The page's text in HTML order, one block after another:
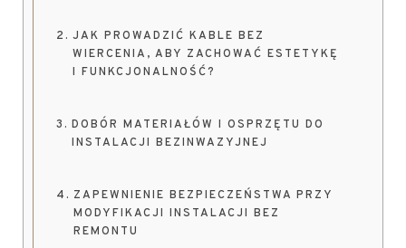
JAK PROWADZIĆ KABLE BEZ
WIERCENIA, ABY ZACHOWAĆ ESTETYKĘ
I FUNKCJONALNOŚĆ?
DOBÓR MATERIAŁÓW I OSPRZĘTU DO
INSTALACJI BEZINWAZYJNEJ
ZAPEWNIENIE BEZPIECZEŃSTWA PRZY
MODYFIKACJI INSTALACJI BEZ
REMONTU